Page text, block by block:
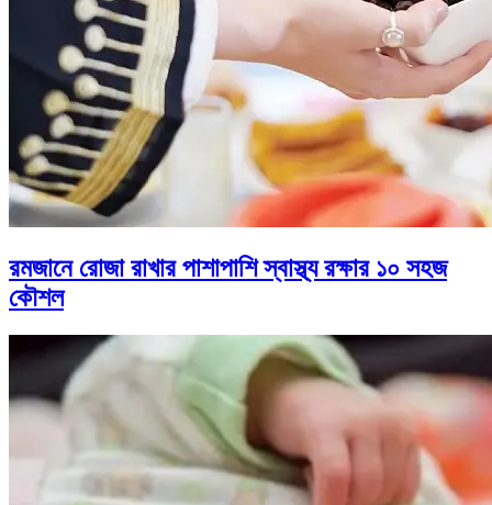
রমজানে রোজা রাখার পাশাপাশি স্বাস্থ্য রক্ষার ১০ সহজ
কৌশল